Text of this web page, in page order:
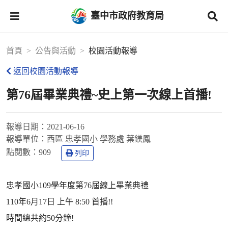
臺中市政府教育局
首頁 公告與活動 校園活動報導
返回校園活動報導
第76屆畢業典禮~史上第一次線上首播!
報導日期： 2021-06-16
報導單位： 西區 忠孝國小 學務處 葉鎂鳳
點閱數： 909 列印
忠孝國小109學年度第76屆線上畢業典禮
110年6月17日 上午 8:50 首播!!
時間總共約50分鐘!